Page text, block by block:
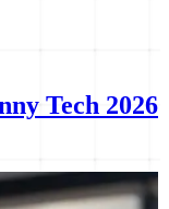
Tech 2026